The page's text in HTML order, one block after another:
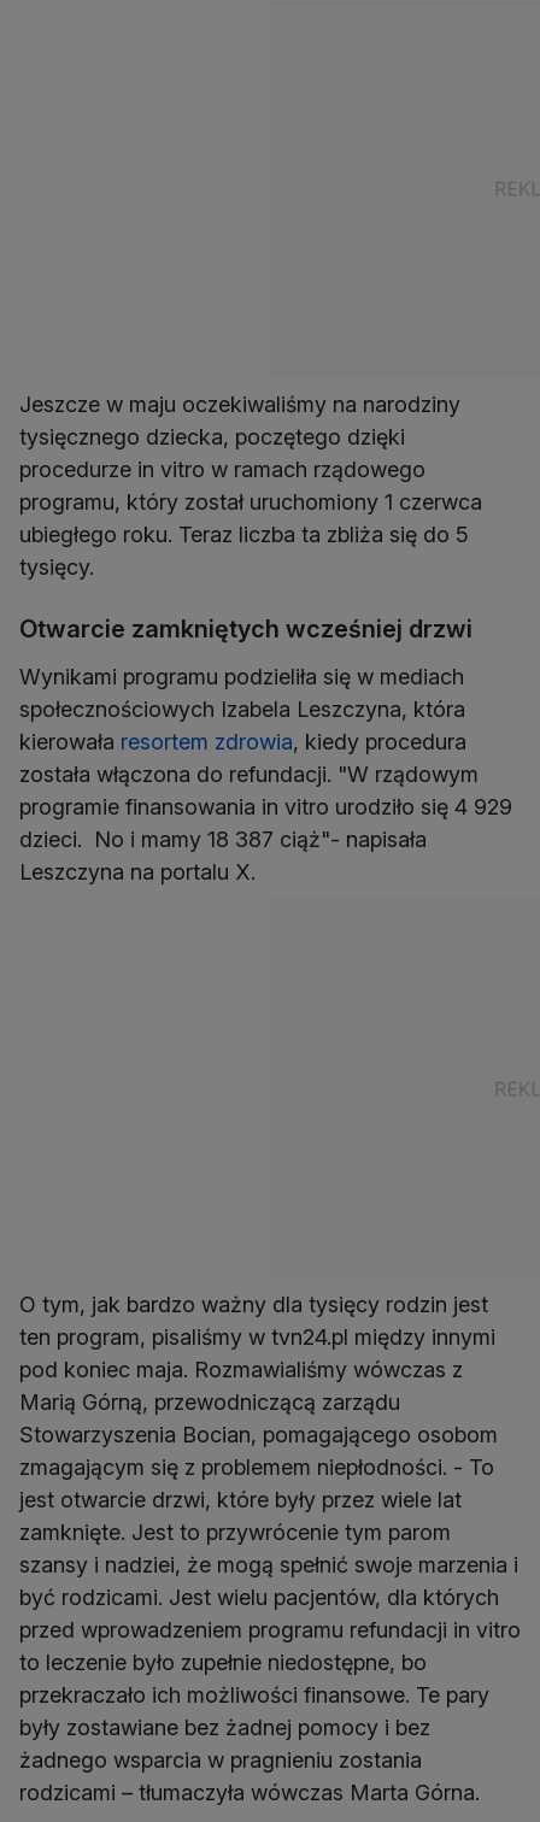
Jeszcze w maju oczekiwaliśmy na narodziny
tysięcznego dziecka, poczętego dzięki
procedurze in vitro w ramach rządowego
programu, który został uruchomiony 1 czerwca
ubiegłego roku. Teraz liczba ta zbliża się do 5
tysięcy.
Otwarcie zamkniętych wcześniej drzwi
Wynikami programu podzieliła się w mediach
społecznościowych Izabela Leszczyna, która
kierowała resortem zdrowia, kiedy procedura
została włączona do refundacji. "W rządowym
programie finansowania in vitro urodziło się 4 929
dzieci. No i mamy 18 387 ciąż"- napisała
Leszczyna na portalu X.
O tym, jak bardzo ważny dla tysięcy rodzin jest
ten program, pisaliśmy w tvn24.pl między innymi
pod koniec maja. Rozmawialiśmy wówczas z
Marią Górną, przewodniczącą zarządu
Stowarzyszenia Bocian, pomagającego osobom
zmagającym się z problemem niepłodności. - To
jest otwarcie drzwi, które były przez wiele lat
zamknięte. Jest to przywrócenie tym parom
szansy i nadziei, że mogą spełnić swoje marzenia i
być rodzicami. Jest wielu pacjentów, dla których
przed wprowadzeniem programu refundacji in vitro
to leczenie było zupełnie niedostępne, bo
przekraczało ich możliwości finansowe. Te pary
były zostawiane bez żadnej pomocy i bez
żadnego wsparcia w pragnieniu zostania
rodzicami – tłumaczyła wówczas Marta Górna.